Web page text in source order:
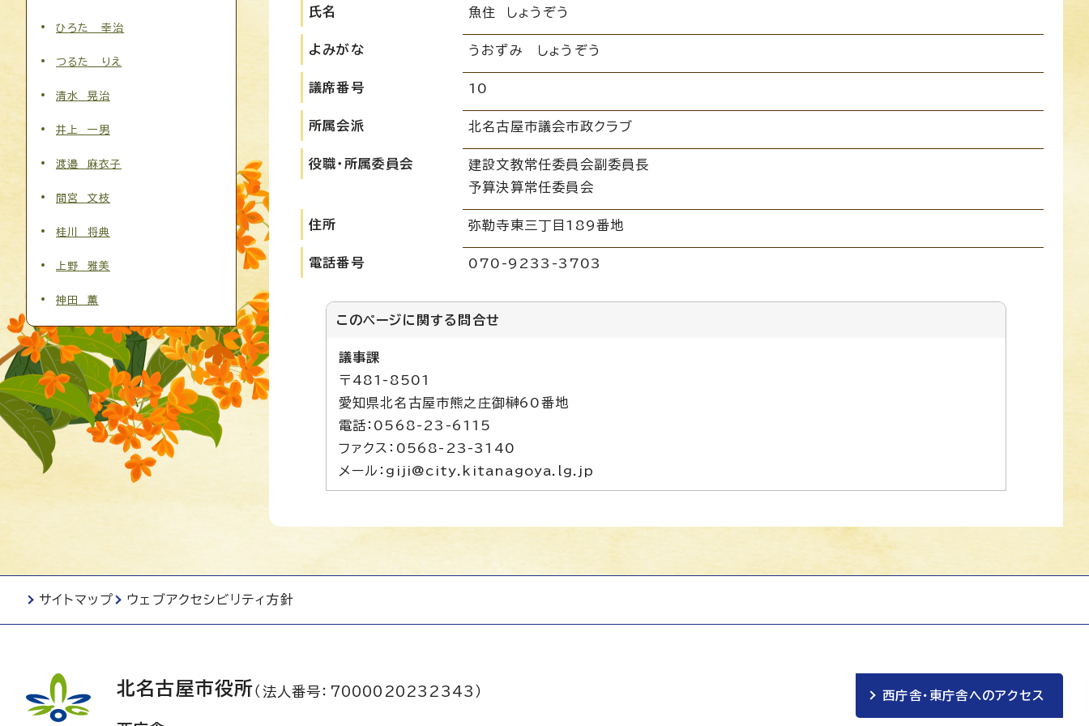
氏名 魚住 しょうぞう
よみがな うおずみ しょうぞう
議席番号 10
所属会派 北名古屋市議会市政クラブ
役職・所属委員会
建設文教常任委員会副委員長
予算決算常任委員会
住所 弥勒寺東三丁目189番地
電話番号 070-9233-3703
このページに関する 問合せ
議事課
〒481-8501
愛知県北名古屋市熊之庄御榊60番地
電話：0568-23-6115
ファクス：0568-23-3140
メール：giji@city.kitanagoya.lg.jp
ひろた 幸治
つるた りえ
清水 晃治
井上 一男
渡邉 麻衣子
間宮 文枝
桂川 将典
上野 雅美
神田 薫
サイトマップ ウェブアクセシビリティ方針
北名古屋市役所（法人番号：7000020232343） 西庁舎・東庁舎へのアクセス